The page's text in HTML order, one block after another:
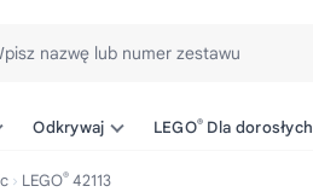
nazwę lub numer zestawu
Odkrywaj LEGO® Dla dorosłych
LEGO® 42113